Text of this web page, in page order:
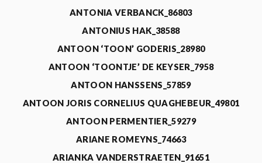
ANTONIA VERBANCK_86803
ANTONIUS HAK_38588
ANTOON ‘TOON’ GODERIS_28980
ANTOON ‘TOONTJE’ DE KEYSER_7958
ANTOON HANSSENS_57859
ANTOON JORIS CORNELIUS QUAGHEBEUR_49801
ANTOON PERMENTIER_59279
ARIANE ROMEYNS_74663
ARIANKA VANDERSTRAETEN_91651